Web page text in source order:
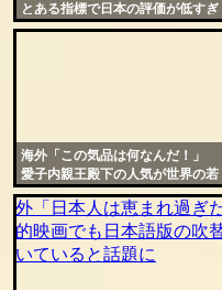
とある指標で日本の評価が低すぎ
ると不満が殺到する事態に
海外「この気品は何なんだ！」
愛子内親王殿下の人気が世界の若
者の間で物凄い事に